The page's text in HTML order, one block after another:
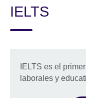
IELTS
IELTS es el
laborales y